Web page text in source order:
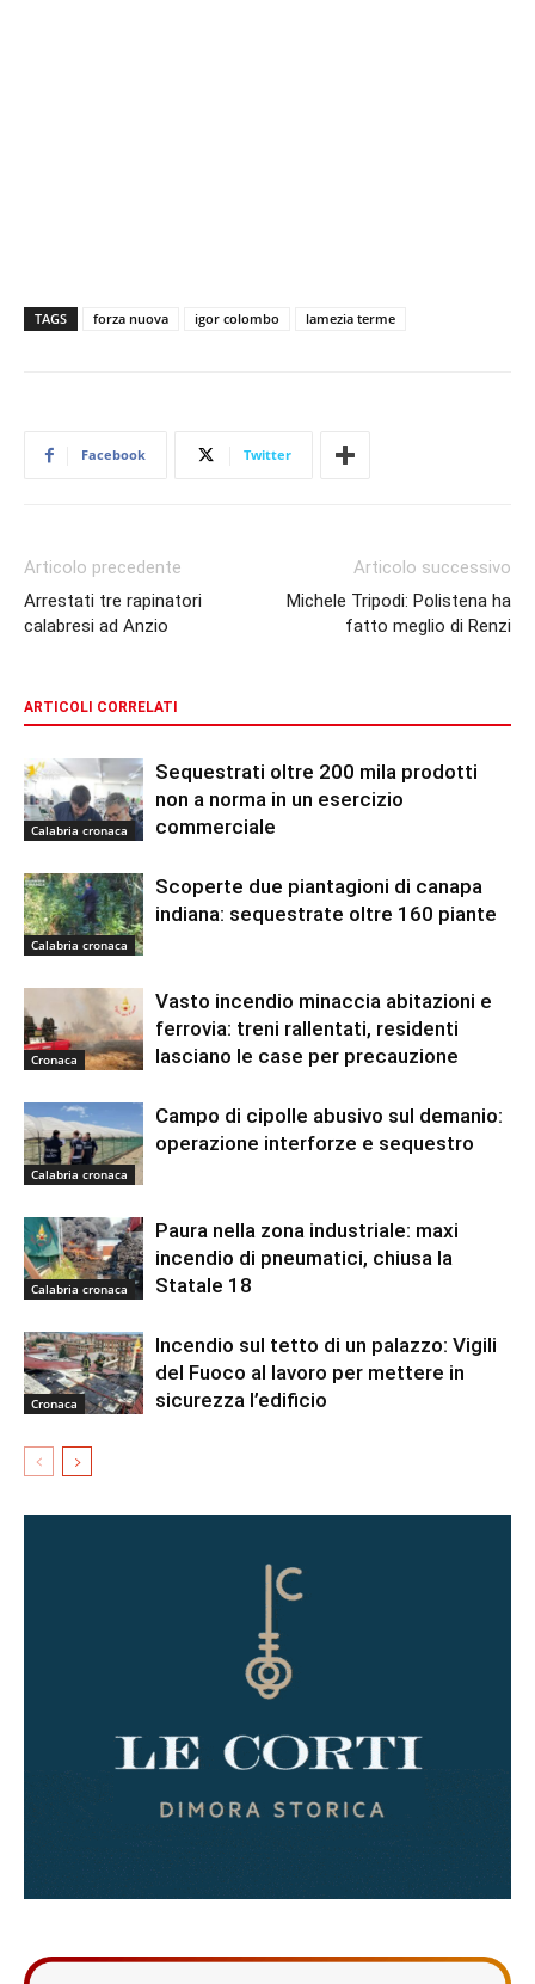
TAGS forza nuova igor colombo lamezia terme
Facebook Twitter
Articolo precedente
Arrestati tre rapinatori
calabresi ad Anzio
Articolo successivo
Michele Tripodi: Polistena ha
fatto meglio di Renzi
ARTICOLI CORRELATI
Calabria cronaca
Sequestrati oltre 200 mila prodotti
non a norma in un esercizio
commerciale
Calabria cronaca
Scoperte due piantagioni di canapa
indiana: sequestrate oltre 160 piante
Cronaca
Vasto incendio minaccia abitazioni e
ferrovia: treni rallentati, residenti
lasciano le case per precauzione
Calabria cronaca
Campo di cipolle abusivo sul demanio:
operazione interforze e sequestro
Calabria cronaca
Paura nella zona industriale: maxi
incendio di pneumatici, chiusa la
Statale 18
Cronaca
Incendio sul tetto di un palazzo: Vigili
del Fuoco al lavoro per mettere in
sicurezza l’edificio